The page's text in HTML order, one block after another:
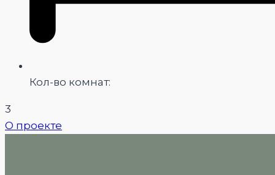
Кол-во комнат:
3
О проекте